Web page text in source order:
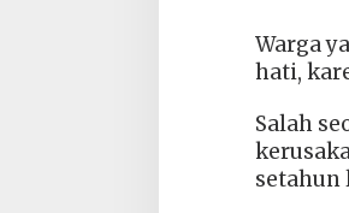
Warga
hati,
Salah
setahun